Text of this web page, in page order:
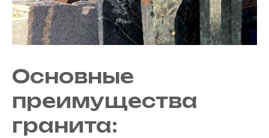
Основные
преимущества
гранита: